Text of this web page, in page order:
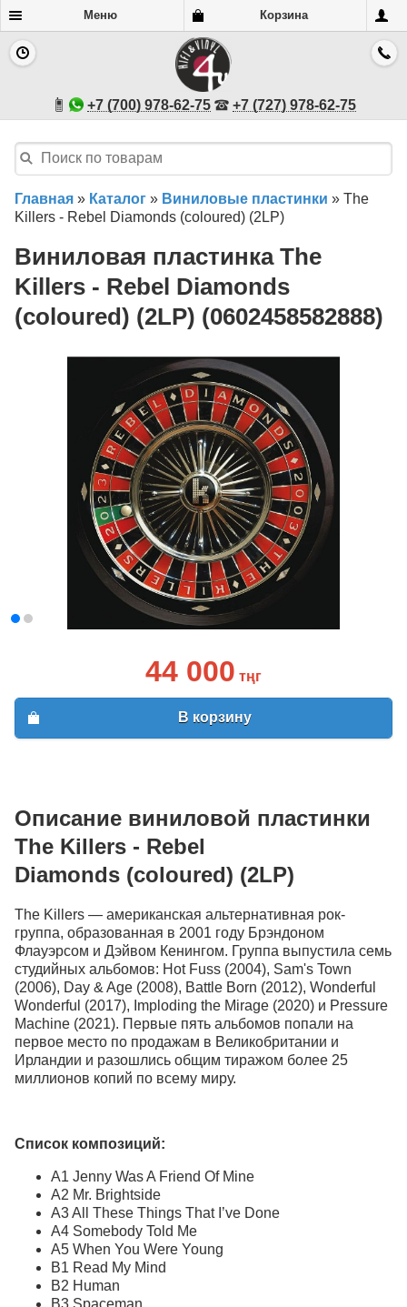
Меню Корзина
+7 (700) 978-62-75 +7 (727) 978-62-75
Главная » Каталог » Виниловые пластинки » The
Killers - Rebel Diamonds (coloured) (2LP)
Виниловая пластинка The
Killers - Rebel Diamonds
(coloured) (2LP) (0602458582888)
44 000 тңг
В корзину
Описание виниловой пластинки
The Killers - Rebel
Diamonds (coloured) (2LP)
The Killers — американская альтернативная рок-
группа, образованная в 2001 году Брэндоном
Флауэрсом и Дэйвом Кенингом. Группа выпустила семь
студийных альбомов: Hot Fuss (2004), Sam's Town
(2006), Day & Age (2008), Battle Born (2012), Wonderful
Wonderful (2017), Imploding the Mirage (2020) и Pressure
Machine (2021). Первые пять альбомов попали на
первое место по продажам в Великобритании и
Ирландии и разошлись общим тиражом более 25
миллионов копий по всему миру.
Список композиций:
A1 Jenny Was A Friend Of Mine
A2 Mr. Brightside
A3 All These Things That I’ve Done
A4 Somebody Told Me
A5 When You Were Young
B1 Read My Mind
B2 Human